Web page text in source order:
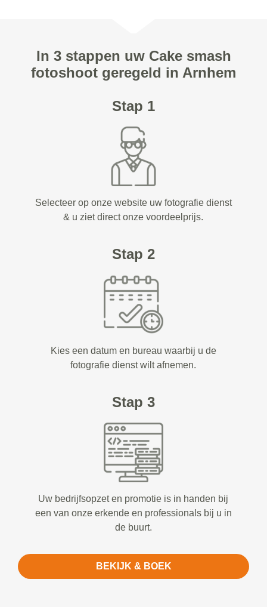
In 3 stappen uw Cake smash
fotoshoot geregeld in Arnhem
Stap 1
Selecteer op onze website uw fotografie dienst
& u ziet direct onze voordeelprijs.
Stap 2
Kies een datum en bureau waarbij u de
fotografie dienst wilt afnemen.
Stap 3
Uw bedrijfsopzet en promotie is in handen bij
een van onze erkende en professionals bij u in
de buurt.
BEKIJK & BOEK